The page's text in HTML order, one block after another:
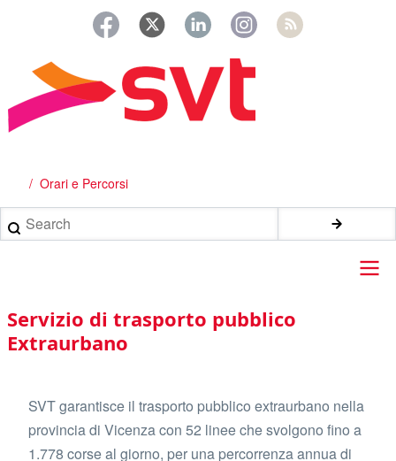
principale
Briciole
di
pane
Orari e Percorsi
Search
Main
navigation
Servizio di trasporto pubblico
Extraurbano
SVT garantisce il trasporto pubblico extraurbano nella
provincia di Vicenza con 52 linee che svolgono fino a
1.778 corse al giorno, per una percorrenza annua di